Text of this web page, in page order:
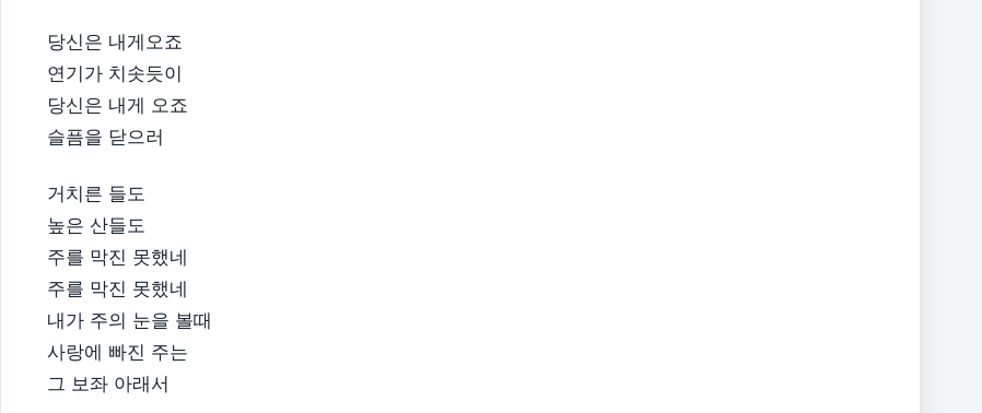
당신은 내게오죠
연기가 치솟듯이
당신은 내게 오죠
슬픔을 닫으러
거치른 들도
높은 산들도
주를 막진 못했네
주를 막진 못했네
내가 주의 눈을 볼때
사랑에 빠진 주는
그 보좌 아래서